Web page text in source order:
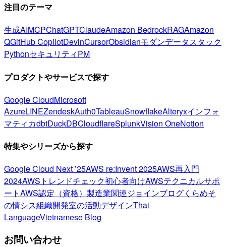
注目のテーマ
生成AIMCPChatGPTClaudeAmazon BedrockRAGAmazon
QGitHub CopilotDevinCursorObsidianモダンデータスタック
PythonセキュリティPM
プロダクトやサービスで探す
Google CloudMicrosoft
AzureLINEZendeskAuth0TableauSnowflakeAlteryxインフォ
マティカdbtDuckDBCloudflareSplunkVision OneNotion
特集やシリーズから探す
Google Cloud Next ’25AWS re:Invent 2025AWS再入門
2024AWSトレンドチェック初心者向けAWSテクニカルサポ
ートAWS認定（資格） 製造業関連ジョインブログくらめそ
の情シス組織開発室の活動デザインThai
LanguageVietnamese Blog
お問い合わせ